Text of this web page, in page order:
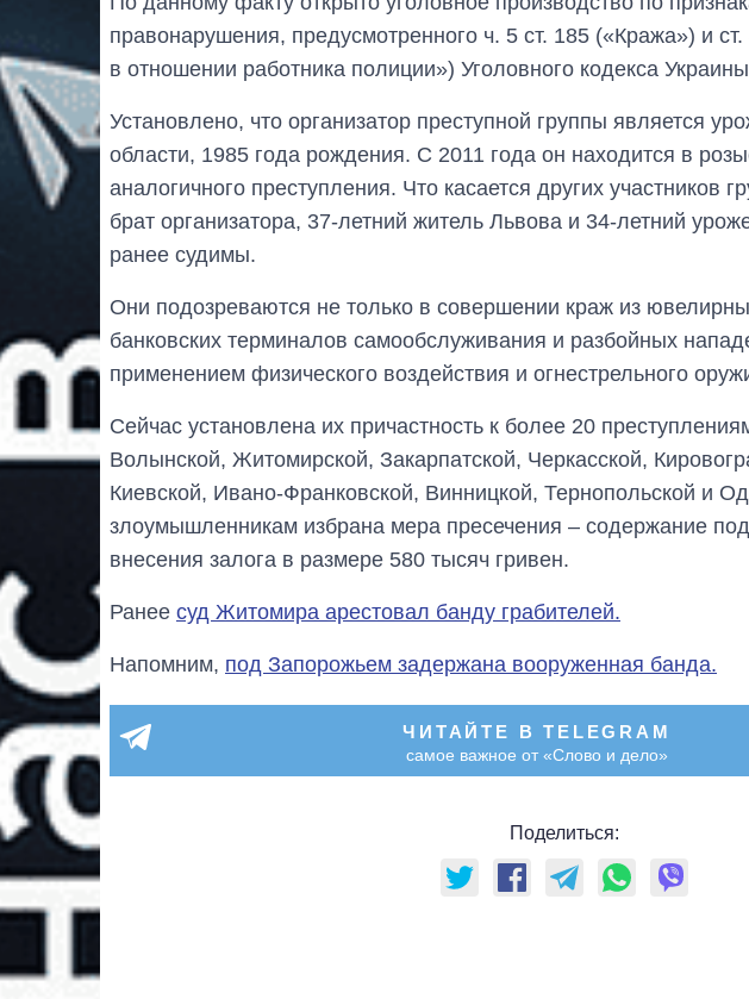
правонарушения, предусмотренного ч. 5 ст. 185 («Кража») и
в отношении работника полиции») Уголовного кодекса
Установлено, что организатор преступной группы является
области, 1985 года рождения. С 2011 года он находится в
аналогичного преступления. Что касается других участников
брат организатора, 37-летний житель Львова и 34-летний
ранее судимы.
Они подозреваются не только в совершении краж из
банковских терминалов самообслуживания и разбойных
применением физического воздействия и огнестрельного
Сейчас установлена их причастность к более 20
Волынской, Житомирской, Закарпатской, Черкасской,
Киевской, Ивано-Франковской, Винницкой, Тернопольской и
злоумышленникам избрана мера пресечения – содержание
внесения залога в размере 580 тысяч гривен.
Ранее суд Житомира арестовал банду грабителей.
Напомним, под Запорожьем задержана вооруженная банда.
ЧИТАЙТЕ В TELEGRAM
самое важное от «Слово и дело»
Поделиться: